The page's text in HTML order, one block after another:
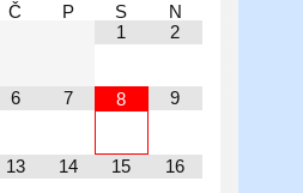
Č P S
N
1
2
6 7 8 9
13 14 15 16